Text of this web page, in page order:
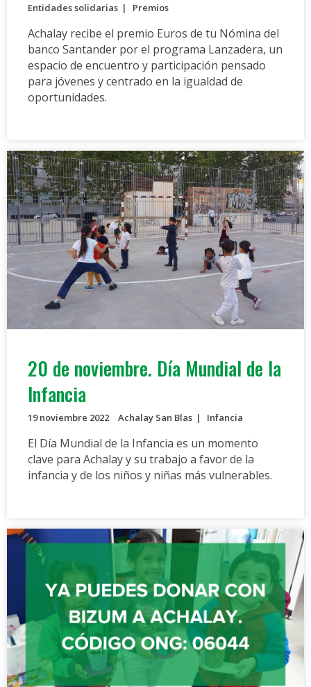
Entidades solidarias
Premios
Achalay recibe el premio Euros de tu Nómina del
banco Santander por el programa Lanzadera, un
espacio de encuentro y participación pensado
para jóvenes y centrado en la igualdad de
oportunidades.
20 de noviembre. Día Mundial de la
Infancia
19 noviembre 2022 Achalay San Blas Infancia
El Día Mundial de la Infancia es un momento
clave para Achalay y su trabajo a favor de la
infancia y de los niños y niñas más vulnerables.